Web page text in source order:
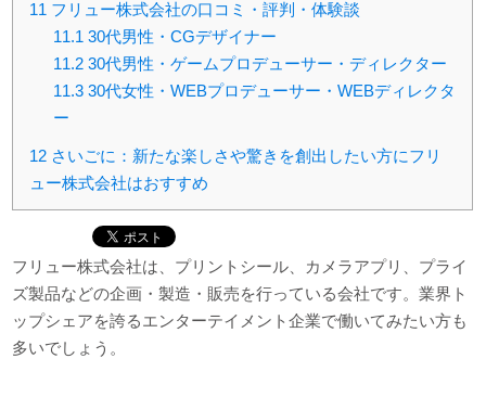
11 フリュー株式会社の口コミ・評判・体験談
11.1 30代男性・CGデザイナー
11.2 30代男性・ゲームプロデューサー・ディレクター
11.3 30代女性・WEBプロデューサー・WEBディレクタ
ー
12 さいごに：新たな楽しさや驚きを創出したい方にフリ
ュー株式会社はおすすめ
フリュー株式会社は、プリントシール、カメラアプリ、プライ
ズ製品などの企画・製造・販売を行っている会社です。業界ト
ップシェアを誇るエンターテイメント企業で働いてみたい方も
多いでしょう。